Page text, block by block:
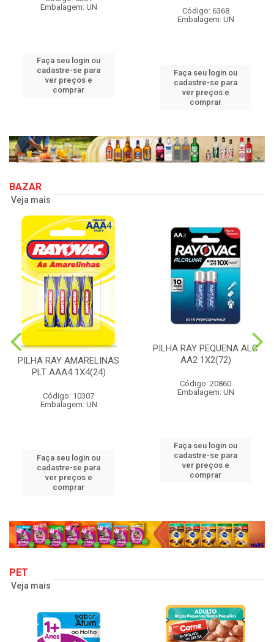
Embalagem: UN
Faça seu login ou
cadastre-se para
ver preços e
comprar
Código: 6368
Embalagem: UN
Faça seu login ou
cadastre-se para
ver preços e
comprar
BAZAR
Veja mais
PILHA RAY AMARELINAS
PLT AAA4 1X4(24)
Código: 10307
Embalagem: UN
Faça seu login ou
cadastre-se para
ver preços e
comprar
PILHA RAY PEQUENA ALC
AA2 1X2(72)
Código: 20860
Embalagem: UN
Faça seu login ou
cadastre-se para
ver preços e
comprar
PET
Veja mais